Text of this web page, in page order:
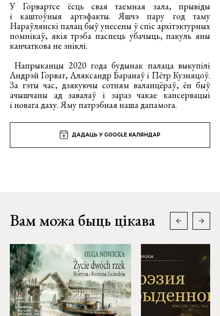
У Горвартсе ёсць свая таемная зала, прывіды
і каштоўныя артэфакты. Яшчэ пару год таму
Нараўлянскі палац быў унесены ў спіс архітэктурных
помнікаў, якія трэба паспець убачыць, пакуль яны
канчаткова не зніклі.
Напрыканцы 2020 года будынак палаца выкупілі
Андрэй Горват, Аляксандр Баранаў і Пётр Кузняцоў.
За гэты час, дзякуючы сотням валанцёраў, ён быў
ачышчаны ад завалаў і зараз чакае кансервацыі
і новага даху. Яму патрэбная наша дапамога.
ДАДАЦЬ У GOOGLE КАЛЯНДАР
Вам можа быць цікава